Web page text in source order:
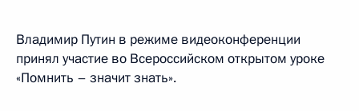
Владимир Путин в режиме видеоконференции
принял участие во Всероссийском открытом уроке
«Помнить – значит знать».